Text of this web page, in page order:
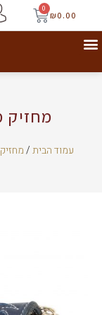
₪0.00
0
מחזיק
עמוד הבית/